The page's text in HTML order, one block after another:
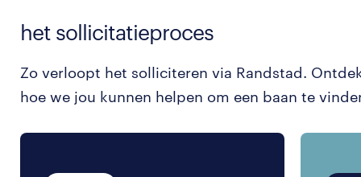
het sollicitatieproces
Zo verloopt het solliciteren via Randstad.
hoe we jou kunnen helpen om een baan te